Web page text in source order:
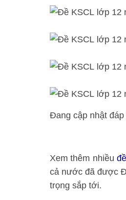
Đang cập nhật
Xem thêm nhiều
cả nước đã được
trọng sắp tới.